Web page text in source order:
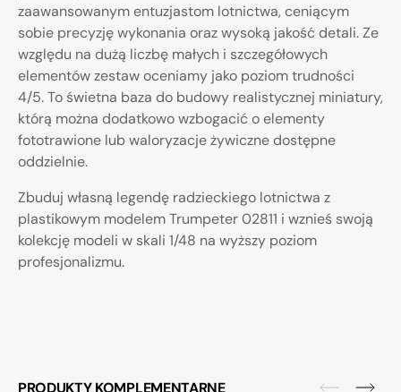
zaawansowanym entuzjastom lotnictwa, ceniącym
sobie precyzję wykonania oraz wysoką jakość detali. Ze
względu na dużą liczbę małych i szczegółowych
elementów zestaw oceniamy jako poziom trudności
4/5. To świetna baza do budowy realistycznej miniatury,
którą można dodatkowo wzbogacić o elementy
fototrawione lub waloryzacje żywiczne dostępne
oddzielnie.
Zbuduj własną legendę radzieckiego lotnictwa z
plastikowym modelem Trumpeter 02811 i wznieś swoją
kolekcję modeli w skali 1/48 na wyższy poziom
profesjonalizmu.
PRODUKTY KOMPLEMENTARNE